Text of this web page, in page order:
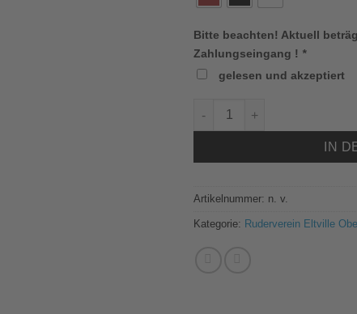
Bitte beachten! Aktuell
Zahlungseingang ! *
gelesen und akzeptiert
6475 JAKO Longsleeve Run
IN
Artikelnummer: n. v.
Kategorie: Ruderverein Eltville